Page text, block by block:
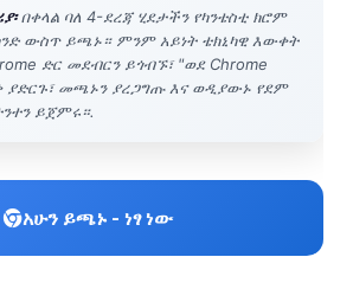
በቀላል ባለ 4-ደረጃ ሂደታችን የካንቴስቲ ክሮም
ውስጥ ይጫኑ። ምንም አይነት ቴክኒካዊ እውቀት
ድር መደብርን ይጎብኙ፣ "ወደ Chrome
ያድርጉ፣ መጫኑን ያረጋግጡ እና ወዲያውኑ የደም
ይጀምሩ።.
አሁን ይጫኑ - ነፃ ነው
јазик